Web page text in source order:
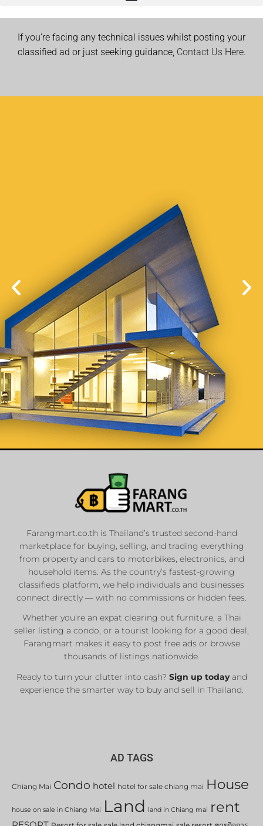
If you’re facing any technical issues whilst posting your
classified ad or just seeking guidance, Contact Us Here.
List Your
Properties
Private Sellers
Real Estate Agents
Sale & Rent
List Now
Farangmart.co.th is Thailand’s trusted second-hand
marketplace for buying, selling, and trading everything
from property and cars to motorbikes, electronics, and
household items. As the country’s fastest-growing
classifieds platform, we help individuals and businesses
connect directly — with no commissions or hidden fees.
Whether you’re an expat clearing out furniture, a Thai
seller listing a condo, or a tourist looking for a good deal,
Farangmart makes it easy to post free ads or browse
thousands of listings nationwide.
Ready to turn your clutter into cash? Sign up todayand
experience the smarter way to buy and sell in Thailand.
AD TAGS
Chiang Mai Condo hotel hotel for sale chiang mai House
house on sale in Chiang Mai Land land in Chiang mai rent